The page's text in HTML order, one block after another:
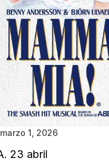
marzo 1, 2026
MAMMA MIA. 23 abril